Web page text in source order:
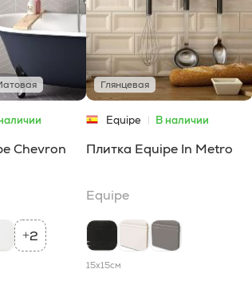
Chevron
+2
Глянцевая
Equipe В наличии
Плитка Equipe In Metro
Equipe
15x15см